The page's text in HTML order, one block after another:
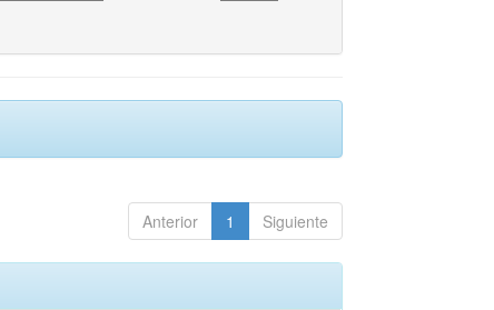
Anterior 1 Siguiente